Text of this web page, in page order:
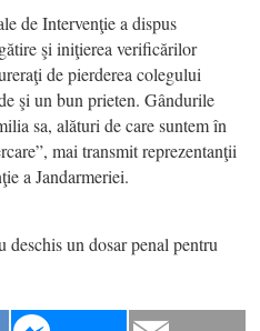
de Intervenţie a dispus
şi iniţierea verificărilor
de pierderea colegului
şi un bun prieten. Gândurile
sa, alături de care suntem în
mai transmit reprezentanţii
a Jandarmeriei.
un dosar penal pentru